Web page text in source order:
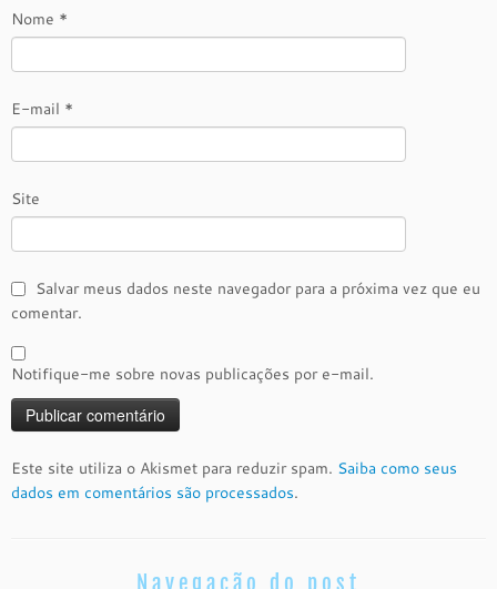
Nome *
E-mail *
Site
Salvar meus dados neste navegador para a próxima vez que eu
comentar.
Notifique-me sobre novas publicações por e-mail.
Este site utiliza o Akismet para reduzir spam. Saiba como seus
dados em comentários são processados.
Navegação do post